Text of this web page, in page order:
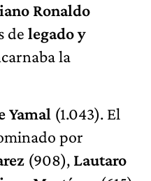
Ronaldo
de legado y
la
Yamal (1.043). El
por
(908), Lautaro